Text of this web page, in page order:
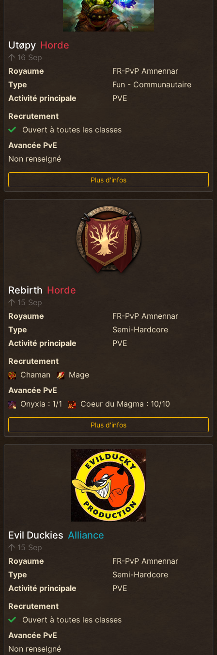
Utøpy Horde
16 Sep
Royaume
FR-PvP Amnennar
Type
Fun - Communautaire
Activité principale
PVE
Recrutement
Ouvert à toutes les classes
Avancée PvE
Non renseigné
Plus d'infos
Rebirth Horde
15 Sep
Royaume
FR-PvP Amnennar
Type
Semi-Hardcore
Activité principale
PVE
Recrutement
Chaman
Mage
Avancée PvE
Onyxia : 1/1
Coeur du Magma : 10/10
Plus d'infos
Evil Duckies Alliance
15 Sep
Royaume
FR-PvP Amnennar
Type
Semi-Hardcore
Activité principale
PVE
Recrutement
Ouvert à toutes les classes
Avancée PvE
Non renseigné